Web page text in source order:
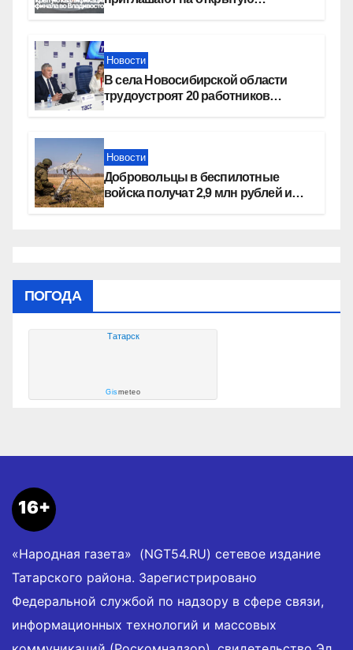
Новости
В села Новосибирской области
трудоустроят 20 работников
Новости
Добровольцы в беспилотные
войска получат 2,9 млн рублей и
ПОГОДА
Татарск
Gismeteo
16+
«Народная газета» (NGT54.RU) сетевое издание
Татарского района. Зарегистрировано
Федеральной службой по надзору в сфере связи,
информационных технологий и массовых